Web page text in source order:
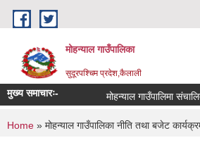
Skip to main content
मोहन्याल गाउँपालिका
सुदूरपश्चिम प्रदेश,कैलाली
मुख्य समाचारः- मोहन्याल गाउँपालिमा
You are here
Home » मोहन्याल गाउँपालिका नीति तथा बजेट